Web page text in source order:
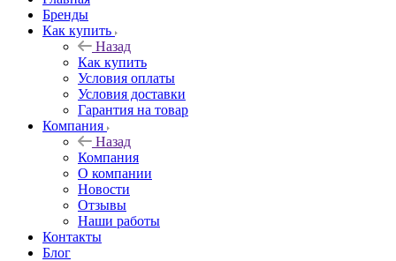
Бренды
Как купить
Назад
Как купить
Условия оплаты
Условия доставки
Гарантия на товар
Компания
Назад
Компания
О компании
Новости
Отзывы
Наши работы
Контакты
Блог